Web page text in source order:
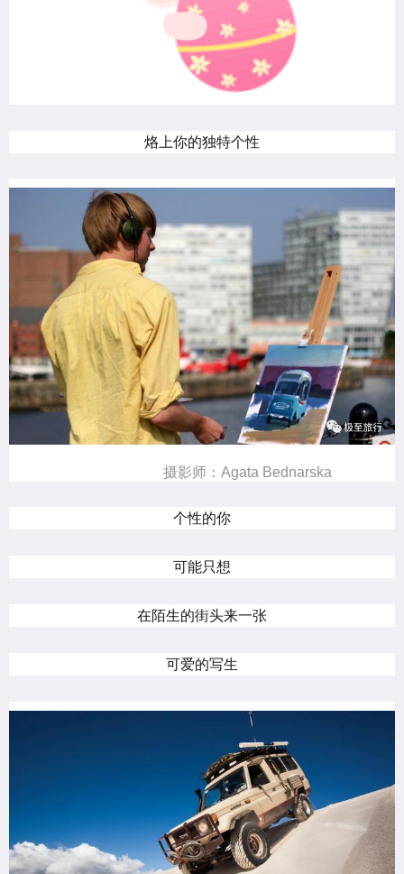
烙上你的独特个性
摄影师：Agata Bednarska
个性的你
可能只想
在陌生的街头来一张
可爱的写生